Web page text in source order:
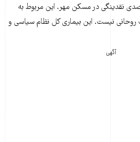
اندازه نقش ۴۳ درصدی نقدینگی در مسکن مهر. این مربوط به
روحانی نیست. این بیماری کل نظام سیاسی و
آگهی